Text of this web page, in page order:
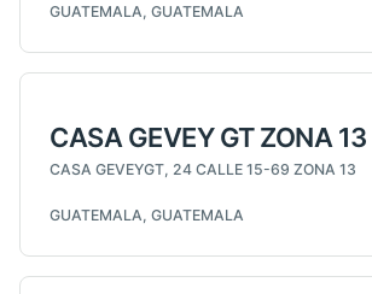
GUATEMALA, GUATEMALA
CASA GEVEY GT ZONA 13
CASA GEVEYGT, 24 CALLE 15-69 ZONA 13
GUATEMALA, GUATEMALA